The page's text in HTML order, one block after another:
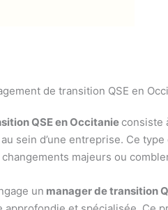
de transition QSE en
QSE en Occitanie consiste
sein d’une entreprise. Ce
majeurs ou
un manager de transition